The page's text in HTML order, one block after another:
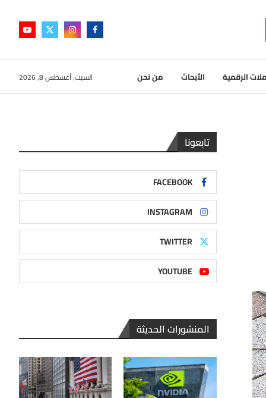
الرقمية الأبحاث من نحن السبت, أغسطس 8, 2026
تابعونا
FACEBOOK
INSTAGRAM
TWITTER
YOUTUBE
المنشورات الحديثة